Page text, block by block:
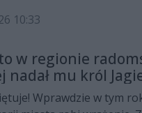
przedstawicieli władz
10:33
w regionie
nadał mu król
Wprawdzie w tym